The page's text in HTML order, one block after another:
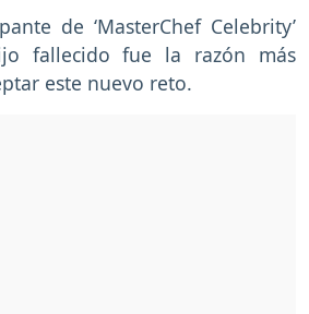
de ‘MasterChef Celebrity’
fallecido fue la razón más
este nuevo reto.